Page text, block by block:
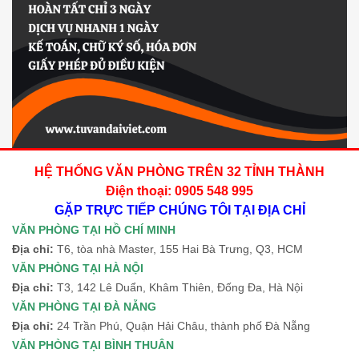
HỆ THỐNG VĂN PHÒNG TRÊN 32 TỈNH THÀNH
Điện thoại: 0905 548 995
GẶP TRỰC TIẾP CHÚNG TÔI TẠI ĐỊA CHỈ
VĂN PHÒNG TẠI HỒ CHÍ MINH
Địa chỉ: T6, tòa nhà Master, 155 Hai Bà Trưng, Q3, HCM
VĂN PHÒNG TẠI HÀ NỘI
Địa chỉ: T3, 142 Lê Duẩn, Khâm Thiên, Đống Đa, Hà Nội
VĂN PHÒNG TẠI ĐÀ NẴNG
Địa chỉ: 24 Trần Phú, Quận Hải Châu, thành phố Đà Nẵng
VĂN PHÒNG TẠI BÌNH THUÂN